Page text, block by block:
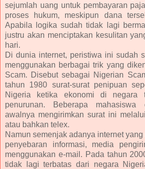
sejumlah uang untuk pembayaran
proses hukum, meskipun dana
Apabila logika sudah tidak lagi
justru akan menciptakan kesulitan
hari.
Di dunia internet, peristiwa ini sudah
menggunakan berbagai trik yang
Scam. Disebut sebagai Nigerian
tahun 1980 surat-surat penipuan
Nigeria ketika ekonomi di negara
penurunan. Beberapa
awalnya mengirimkan surat ini
atau bahkan telex.
Namun semenjak adanya internet
penyebaran informasi, media
menggunakan e-mail. Pada tahun
tidak lagi terbatas dari negara